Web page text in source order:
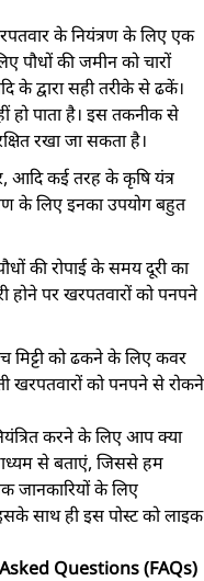
के नियंत्रण के लिए एक
पौधों की जमीन को चारों
के द्वारा सही तरीके से ढकें।
हो पाता है। इस तकनीक से
रखा जा सकता है।
आदि कई तरह के कृषि यंत्र
के लिए इनका उपयोग बहुत
की रोपाई के समय दूरी का
पर खरपतवारों को पनपने
मिट्टी को ढकने के लिए कवर
खरपतवारों को पनपने से रोकने
करने के लिए आप क्या
से बताएं, जिससे हम
जानकारियों के लिए
साथ ही इस पोस्ट को लाइक
Questions (FAQs)